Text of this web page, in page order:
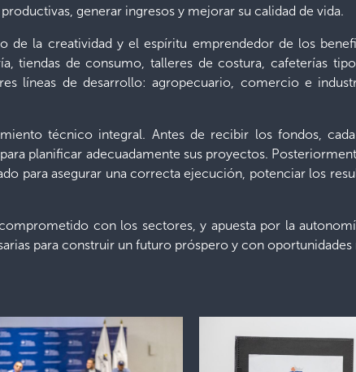
generar ingresos y mejorar su calidad de vida.
de la creatividad y el espíritu emprendedor de los
tiendas de consumo, talleres de costura, cafeterías
líneas de desarrollo: agropecuario, comercio e
técnico integral. Antes de recibir los fondos,
planificar adecuadamente sus proyectos.
para asegurar una correcta ejecución, potenciar los
con los sectores, y apuesta por la
para construir un futuro próspero y con oportunidades